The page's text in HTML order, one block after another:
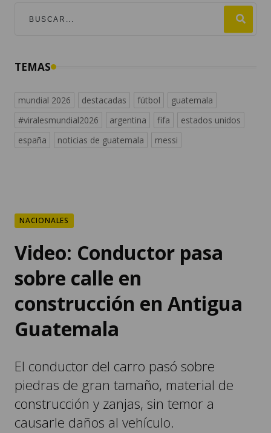
TEMAS
mundial 2026 destacadas fútbol
guatemala
#viralesmundial2026
argentina fifa
estados unidos
españa
noticias de guatemala messi
NACIONALES
Video: Conductor pasa
sobre calle en
construcción en Antigua
Guatemala
El conductor del carro pasó sobre
piedras de gran tamaño, material de
construcción y zanjas, sin temor a
causarle daños al vehículo.